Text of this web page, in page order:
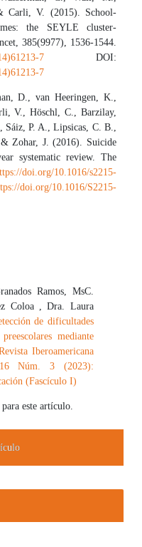
Carli, V. (2015). School-
the SEYLE cluster-
385(9977), 1536-1544.
7 DOI:
7
D., van Heeringen, K.,
V., Höschl, C., Barzilay,
Sáiz, P. A., Lipsicas, C. B.,
Zohar, J. (2016). Suicide
systematic review. The
doi.org/10.1016/s2215-
doi.org/10.1016/S2215-
Ramos, MsC.
Coloa , Dra. Laura
de dificultades
mediante
Iberoamericana
Núm. 3 (2023):
(Fascículo I)
este artículo.